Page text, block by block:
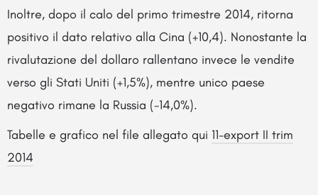
Inoltre, dopo il calo del primo trimestre 2014, ritorna
positivo il dato relativo alla Cina (+10,4). Nonostante la
rivalutazione del dollaro rallentano invece le vendite
verso gli Stati Uniti (+1,5%), mentre unico paese
negativo rimane la Russia (-14,0%).
Tabelle e grafico nel file allegato qui 11-export II trim
2014